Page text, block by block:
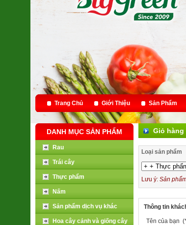
Trang Chủ Giới Thiệu Sản Phẩm
DANH MỤC SẢN PHẨM
Rau
Trái cây
Thực phẩm
Nấm
Sản phẩm dịch vụ khác
Hoa cây cảnh và giống cây
Giỏ hàng
Loại sản phẩm
Lưu ý: Sản
Thông tin
Tên của bạn